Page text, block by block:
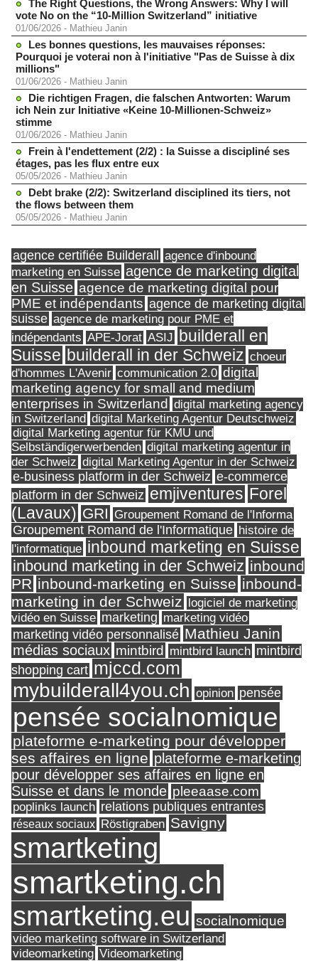
The Right Questions, the Wrong Answers: Why I will
vote No on the “10-Million Switzerland” initiative
01/06/2026 - Mathieu Janin
Les bonnes questions, les mauvaises réponses:
Pourquoi je voterai non à l'initiative "Pas de Suisse à dix
millions"
01/06/2026 - Mathieu Janin
Die richtigen Fragen, die falschen Antworten: Warum
ich Nein zur Initiative «Keine 10-Millionen-Schweiz»
stimme
01/06/2026 - Mathieu Janin
Frein à l'endettement (2/2) : la Suisse a discipliné ses
étages, pas les flux entre eux
05/05/2026 - Mathieu Janin
Debt brake (2/2): Switzerland disciplined its tiers, not
the flows between them
05/05/2026 - Mathieu Janin
agence certifiée Builderall
agence d'inbound
marketing en Suisse agence de marketing digital
en Suisse agence de marketing digital pour
PME et indépendants agence de marketing digital
suisse agence de marketing pour PME et
indépendants APE-Jorat ASIJ builderall en
Suisse builderall in der Schweiz choeur
d'hommes L'Avenir communication 2.0 digital
marketing agency for small and medium
enterprises in Switzerland digital marketing agency
in Switzerland digital Marketing Agentur Deutschweiz
digital Marketing agentur für KMU und
Selbständigerwerbenden digital marketing agentur in
der Schweiz digital Marketing Agentur in der Schweiz
e-business platform in der Schweiz e-commerce
platform in der Schweiz emjiventures Forel
(Lavaux) GRI Groupement Romand de l'Informa
Groupement Romand de l'Informatique histoire de
l'informatique inbound marketing en Suisse
inbound marketing in der Schweiz inbound
PR inbound-marketing en Suisse inbound-
marketing in der Schweiz logiciel de marketing
vidéo en Suisse marketing marketing vidéo
marketing vidéo personnalisé Mathieu Janin
médias sociaux mintbird mintbird launch mintbird
shopping cart mjccd.com
mybuilderall4you.ch opinion pensée
pensée socialnomique
plateforme e-marketing pour développer
ses affaires en ligne plateforme e-marketing
pour développer ses affaires en ligne en
Suisse et dans le monde pleeaase.com
poplinks launch relations publiques entrantes
réseaux sociaux Röstigraben Savigny
smartketing
smartketing.ch
smartketing.eu socialnomique
video marketing software in Switzerland
videomarketing Videomarketing